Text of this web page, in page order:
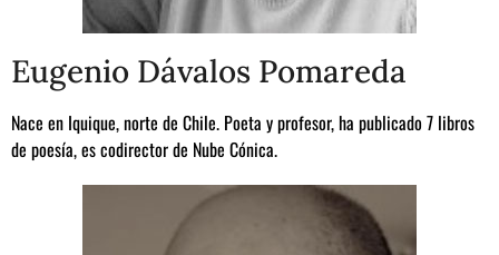
Eugenio Dávalos Pomareda
Nace en Iquique, norte de Chile. Poeta y profesor, ha publicado 7 libros
de poesía, es codirector de Nube Cónica.